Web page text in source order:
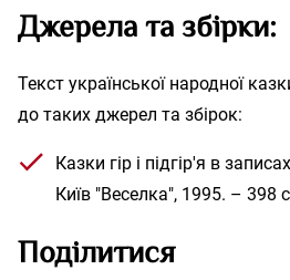
Джерела та збірки:
Текст української народної
до таких джерел та збірок:
Казки гір і підгір'я в
Київ "Веселка", 1995. – 398
Поділитися